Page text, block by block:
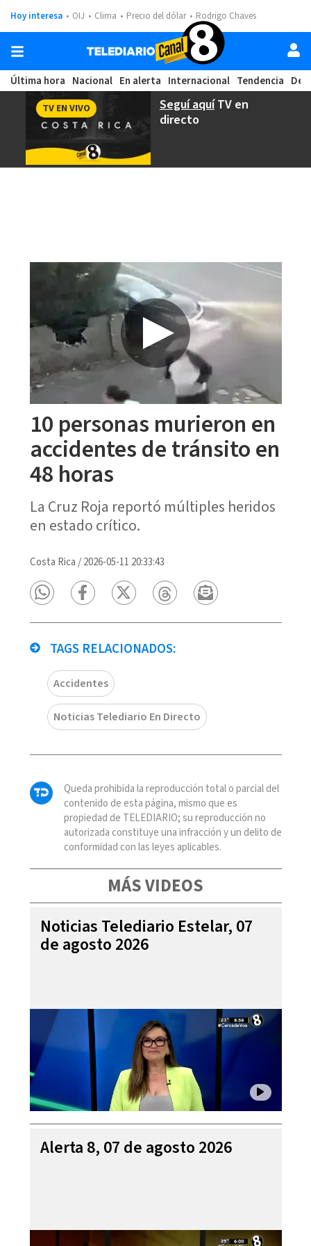
Hoy interesa OIJ Clima Precio del dólar Rodrigo Chaves
Última hora Nacional En alerta Internacional Tendencia
Seguí aquíTV en
directo
TV EN VIVO
10 personas murieron en
accidentes de tránsito en
48 horas
La Cruz Roja reportó múltiples heridos
en estado crítico.
Costa Rica /2026-05-11 20:33:43
TAGS RELACIONADOS:
Accidentes
Noticias Telediario En Directo
Queda prohibida la reproducción total o parcial del
contenido de esta página, mismo que es
propiedad de TELEDIARIO; su reproducción no
autorizada constituye una infracción y un delito de
conformidad con las leyes aplicables.
MÁS VIDEOS
Noticias Telediario Estelar, 07
de agosto 2026
Alerta 8, 07 de agosto 2026